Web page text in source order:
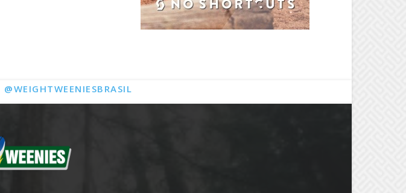
@WEIGHTWEENIESBRASIL